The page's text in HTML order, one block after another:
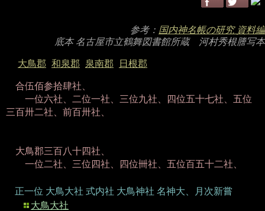
参考： 国内神名帳の研究 資料編
底本 名古屋市立鶴舞図書館所蔵 河村秀根謄写本
大鳥郡 和泉郡 泉南郡 日根郡
合伍佰参拾肆社、
一位六社、二位一社、三位九社、四位五十七社、五位
三百卅二社、前百卅社、
大鳥郡三百八十四社、
一位二社、三位四社、四位卌社、五位百五十二社、
正一位 大鳥大社 式内社 大鳥神社 名神大、月次新嘗
大鳥大社